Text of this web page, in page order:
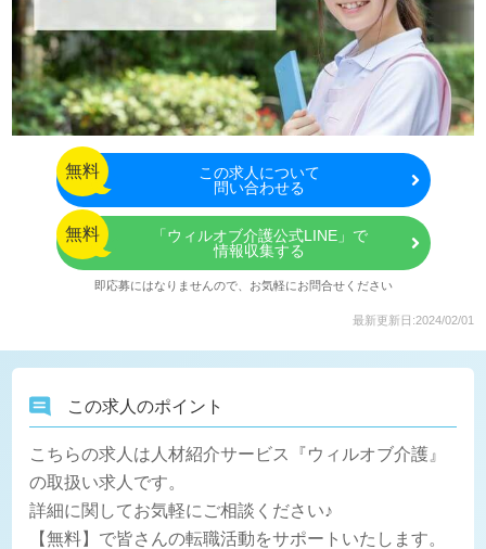
無料 この求人について
問い合わせる
無料
「ウィルオブ介護公式LINE」で
情報収集する
即応募にはなりませんので、お気軽にお問合せください
最新更新日:2024/02/01
この求人のポイント
こちらの求人は人材紹介サービス『ウィルオブ介護』
の取扱い求人です。
詳細に関してお気軽にご相談ください♪
【無料】で皆さんの転職活動をサポートいたします。